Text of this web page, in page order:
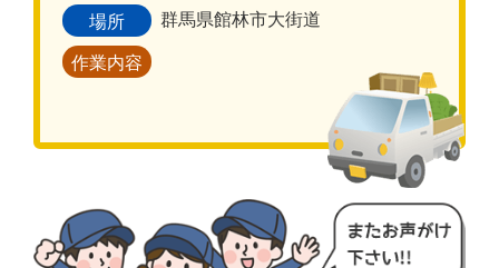
場所 群馬県館林市大街道
作業内容